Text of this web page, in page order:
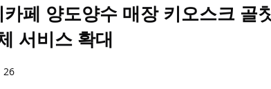
페 양도양수 매장 키오스크 골
서비스 확대
26